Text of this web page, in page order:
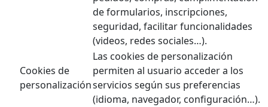
de formularios, inscripciones,
seguridad, facilitar funcionalidades
(videos, redes sociales…).
Cookies de
personalización
Las cookies de personalización
permiten al usuario acceder a los
servicios según sus preferencias
(idioma, navegador, configuración…).